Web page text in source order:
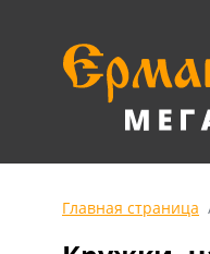
Главная страница